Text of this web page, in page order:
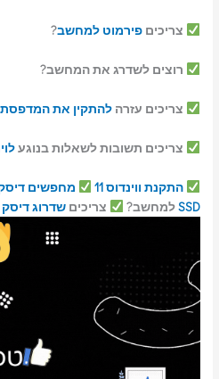
פירמוט למחשב?
את המחשב?
עזרה להתקין את המדפסתאו המצלמה
תשובות לשאלות בנוגעלוירוס הקורונה
11 מחפשים דיסק NVME2.0 ?
צריכיםשדרוג דיסק קשיח?